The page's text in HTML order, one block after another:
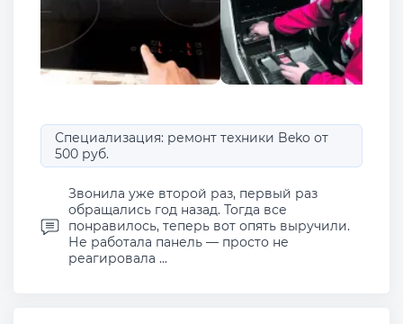
Специализация: ремонт техники Beko от
500 руб.
Звонила уже второй раз, первый раз
обращались год назад. Тогда все
понравилось, теперь вот опять выручили.
Не работала панель — просто не
реагировала ...